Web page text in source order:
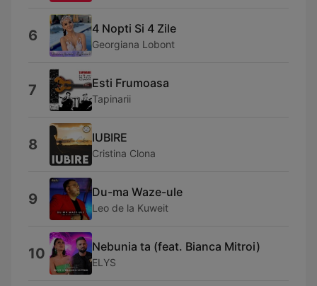
6 4 Nopti Si 4 Zile
Georgiana Lobont
7 Esti Frumoasa
Tapinarii
8 IUBIRE
Cristina Clona
9 Du-ma Waze-ule
Leo de la Kuweit
10 Nebunia ta (feat. Bianca Mitroi)
ELYS